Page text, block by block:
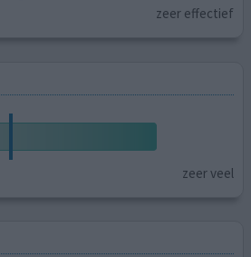
zeer effectief
zeer veel